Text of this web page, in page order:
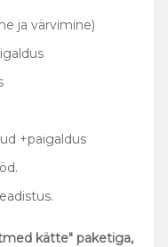
ja värvimine)
+paigaldus
kätte" paketiga,